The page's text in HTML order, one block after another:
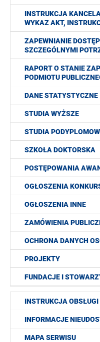
INSTRUKCJA
WYKAZ AKT,
ZAPEWNIANIE
SZCZEGÓLNYMI
RAPORT O STANIE
PODMIOTU
DANE STATYSTYCZNE
STUDIA WYŻSZE
STUDIA
SZKOŁA DOKTORSKA
POSTĘPOWANIA
OGŁOSZENIA
OGŁOSZENIA INNE
ZAMÓWIENIA
OCHRONA DANYCH
PROJEKTY
FUNDACJE I
INSTRUKCJA OBSŁUGI
INFORMACJE
MAPA SERWISU